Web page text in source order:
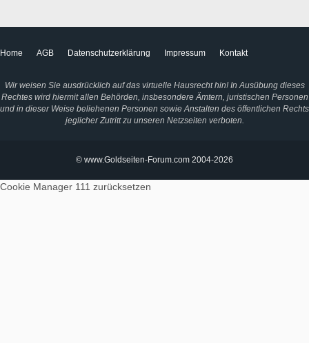
Home AGB Datenschutzerklärung Impressum Kontakt
Wir weisen Sie ausdrücklich auf das virtuelle Hausrecht hin! In Ausübung dieses
Rechtes wird hiermit allen Behörden, insbesondere Ämtern, juristischen Personen
und in dieser Weise beliehenen Personen sowie Anstalten des öffentlichen Rechts
jeglicher Zutritt zu unseren Netzseiten verboten.
© www.Goldseiten-Forum.com 2004-2026
Cookie Manager 111 zurücksetzen